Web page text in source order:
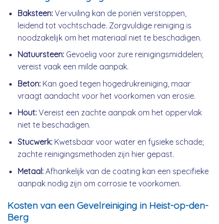
Baksteen:Vervuiling kan de poriën verstoppen,
leidend tot vochtschade. Zorgvuldige reiniging is
noodzakelijk om het materiaal niet te beschadigen.
Natuursteen:Gevoelig voor zure reinigingsmiddelen;
vereist vaak een milde aanpak.
Beton:Kan goed tegen hogedrukreiniging, maar
vraagt aandacht voor het voorkomen van erosie.
Hout:Vereist een zachte aanpak om het oppervlak
niet te beschadigen.
Stucwerk:Kwetsbaar voor water en fysieke schade;
zachte reinigingsmethoden zijn hier gepast.
Metaal:Afhankelijk van de coating kan een specifieke
aanpak nodig zijn om corrosie te voorkomen.
Kosten van een Gevelreiniging in Heist-op-den-
Berg